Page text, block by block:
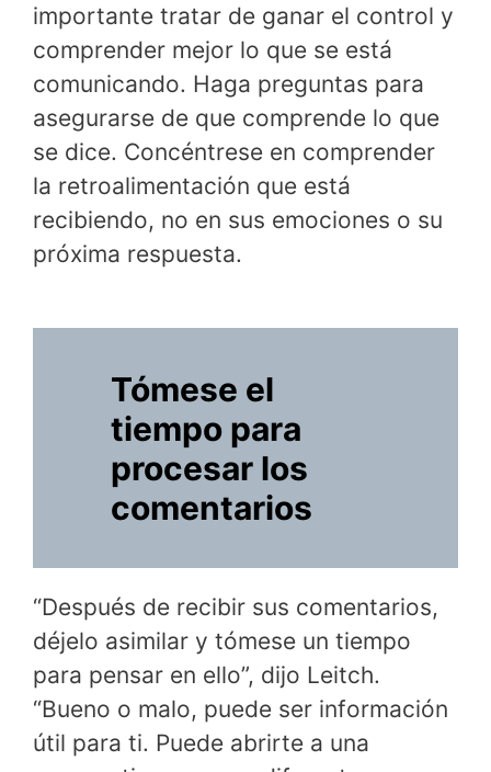
importante tratar de ganar el control y
comprender mejor lo que se está
comunicando. Haga preguntas para
asegurarse de que comprende lo que
se dice. Concéntrese en comprender
la retroalimentación que está
recibiendo, no en sus emociones o su
próxima respuesta.
Tómese el
tiempo para
procesar los
comentarios
“Después de recibir sus comentarios,
déjelo asimilar y tómese un tiempo
para pensar en ello”, dijo Leitch.
“Bueno o malo, puede ser información
útil para ti. Puede abrirte a una